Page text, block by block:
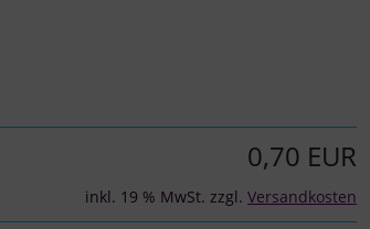
0,70 EUR
inkl. 19 % MwSt. zzgl. Versandkosten